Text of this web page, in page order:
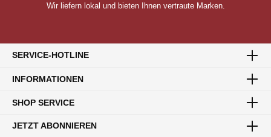
Wir liefern lokal und bieten Ihnen vertraute Marken.
SERVICE-HOTLINE
INFORMATIONEN
SHOP SERVICE
JETZT ABONNIEREN